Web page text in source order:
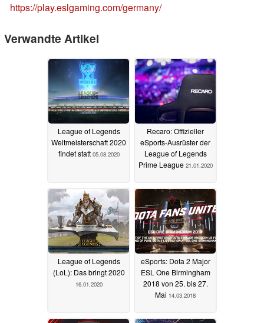
https://play.eslgaming.com/germany/
Verwandte Artikel
League of Legends
Weltmeisterschaft 2020
findet statt 05.08.2020
Recaro: Offizieller
eSports-Ausrüster der
League of Legends
Prime League 21.01.2020
League of Legends
(LoL): Das bringt 2020
16.01.2020
eSports: Dota 2 Major
ESL One Birmingham
2018 von 25. bis 27.
Mai 14.03.2018